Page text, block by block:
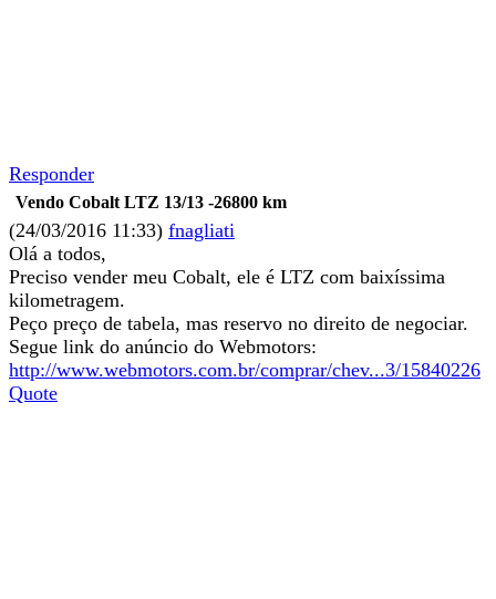
Responder
Vendo Cobalt LTZ 13/13 -26800 km
(24/03/2016 11:33) fnagliati
Olá a todos,
Preciso vender meu Cobalt, ele é LTZ com baixíssima
kilometragem.
Peço preço de tabela, mas reservo no direito de negociar.
Segue link do anúncio do Webmotors:
http://www.webmotors.com.br/comprar/chev...3/15840226
Quote